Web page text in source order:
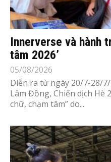
Innerverse và hành
tâm 2026’
05/08/2026
Diễn ra từ ngày 20/7-28/
Lâm Đồng, Chiến dịch Hè
chữ, chạm tâm” do...